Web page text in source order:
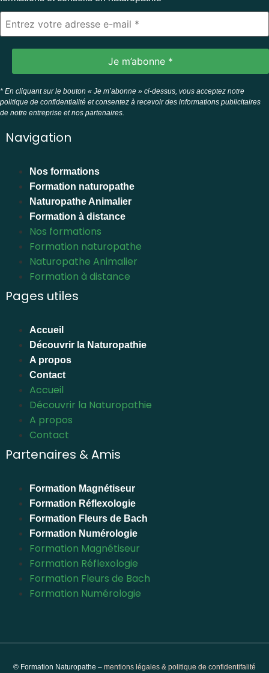
* En cliquant sur le bouton « Je m’abonne » ci-dessus, vous acceptez notre
politique de confidentialité et consentez à recevoir des informations publicitaires
de notre entreprise et nos partenaires.
Navigation
Nos formations
Formation naturopathe
Naturopathe Animalier
Formation à distance
Nos formations
Formation naturopathe
Naturopathe Animalier
Formation à distance
Pages utiles
Accueil
Découvrir la Naturopathie
A propos
Contact
Accueil
Découvrir la Naturopathie
A propos
Contact
Partenaires & Amis
Formation Magnétiseur
Formation Réflexologie
Formation Fleurs de Bach
Formation Numérologie
Formation Magnétiseur
Formation Réflexologie
Formation Fleurs de Bach
Formation Numérologie
© Formation Naturopathe – mentions légales & politique de confidentifalité